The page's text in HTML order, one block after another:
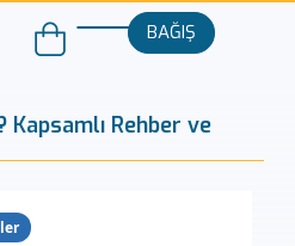
BAĞIŞ
Kapsamlı Rehber ve